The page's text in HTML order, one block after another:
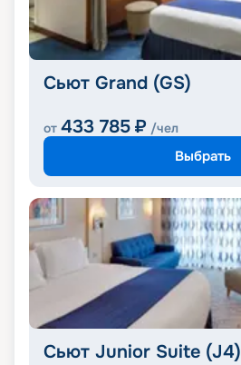
Сьют Grand (GS)
от 433 785 ₽ /чел
Выбрать
Сьют Junior Suite (J4)